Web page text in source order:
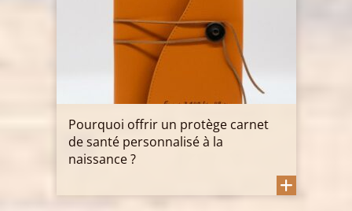
Pourquoi offrir un protège carnet
de santé personnalisé à la
naissance ?